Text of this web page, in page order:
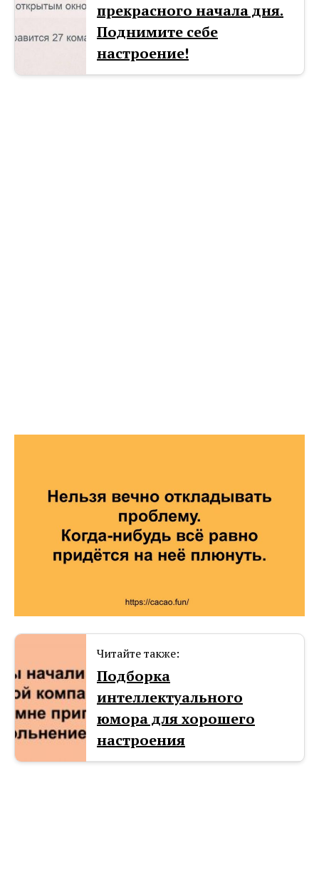
прекрасного начала дня.
Поднимите себе
настроение!
Читайте также:
Подборка
интеллектуального
юмора для хорошего
настроения